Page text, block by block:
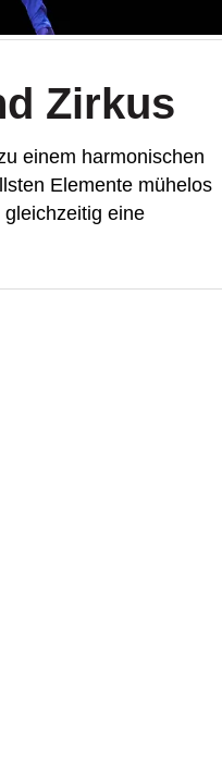
Zirkus
einem harmonischen
Elemente mühelos
eine